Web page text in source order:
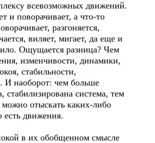
всевозможных движений.
и поворачивает, а что-то
разгоняется,
виляет, мигает, да еще и
Ощущается разница? Чем
изменчивости, динамики,
стабильности,
И наоборот: чем больше
стабилизирована система, тем
отыскать каких-либо
есть движения.
в их обобщенном смысле